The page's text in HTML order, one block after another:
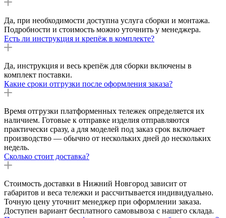
Да, при необходимости доступна услуга сборки и монтажа.
Подробности и стоимость можно уточнить у менеджера.
Есть ли инструкция и крепёж в комплекте?
Да, инструкция и весь крепёж для сборки включены в
комплект поставки.
Какие сроки отгрузки после оформления заказа?
Время отгрузки платформенных тележек определяется их
наличием. Готовые к отправке изделия отправляются
практически сразу, а для моделей под заказ срок включает
производство — обычно от нескольких дней до нескольких
недель.
Сколько стоит доставка?
Стоимость доставки в Нижний Новгород зависит от
габаритов и веса тележки и рассчитывается индивидуально.
Точную цену уточнит менеджер при оформлении заказа.
Доступен вариант бесплатного самовывоза с нашего склада.